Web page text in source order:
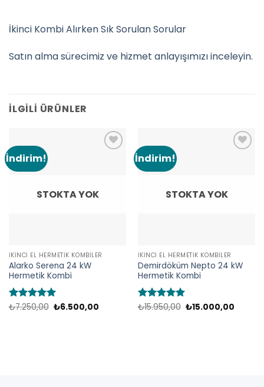
İkinci Kombi Alırken Sık Sorulan Sorular
Satın alma sürecimiz ve hizmet anlayışımızı inceleyin.
İLGILI ÜRÜNLER
İndirim!
STOKTA YOK
İKINCI EL HERMETIK KOMBILER
Alarko Serena 24 kW
Hermetik Kombi
5 üzerinden
₺7.250,00 Orijinal
₺6.500,00Şu
İndirim!
STOKTA YOK
İKINCI EL HERMETIK KOMBILER
Demirdöküm Nepto 24 kW
Hermetik Kombi
5 üzerinden
₺15.950,00 Orijinal
₺15.000,00Şu